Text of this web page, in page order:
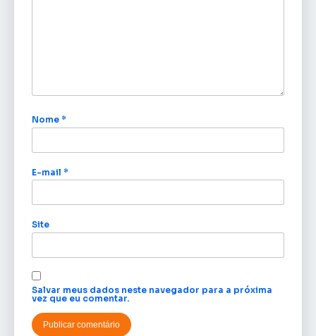
Nome *
E-mail *
Site
Salvar meus dados neste navegador para a próxima
vez que eu comentar.